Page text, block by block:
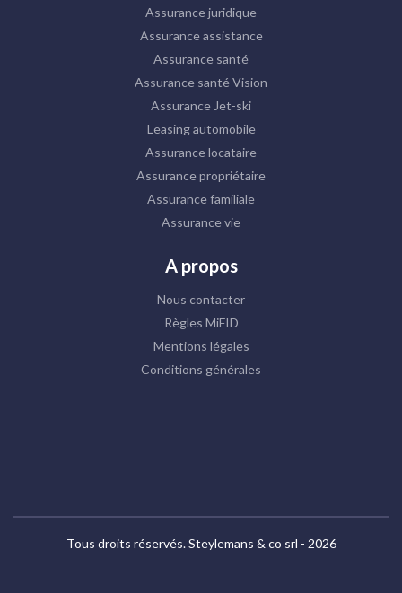
Assurance juridique
Assurance assistance
Assurance santé
Assurance santé Vision
Assurance Jet-ski
Leasing automobile
Assurance locataire
Assurance propriétaire
Assurance familiale
Assurance vie
A propos
Nous contacter
Règles MiFID
Mentions légales
Conditions générales
Tous droits réservés. Steylemans & co srl - 2026